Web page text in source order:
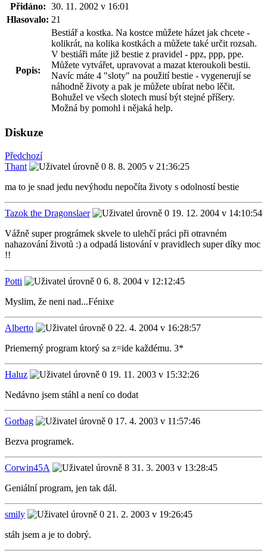
Přidáno: 30. 11. 2002 v 16:01
Hlasovalo: 21
Popis:
Bestiář a kostka. Na kostce můžete házet jak chcete -
kolikrát, na kolika kostkách a můžete také určit rozsah.
V bestiáři máte již bestie z pravidel - ppz, ppp, ppe.
Můžete vytvářet, upravovat a mazat kteroukoli bestii.
Navíc máte 4 "sloty" na použití bestie - vygenerují se
náhodně životy a pak je můžete ubírat nebo lěčit.
Bohužel ve všech slotech musí být stejné příšery.
Možná by pomohl i nějaká help.
Diskuze
Předchozí
Thant
8. 8. 2005 v 21:36:25
ma to je snad jedu nevýhodu nepočíta životy s odolností bestie
Tazok the Dragonslaer
19. 12. 2004 v 14:10:54
Vážně super prográmek skvele to ulehčí práci při otravném
nahazování životů :) a odpadá listování v pravidlech super díky moc
!!
Potti
6. 8. 2004 v 12:12:45
Myslim, že neni nad...Fénixe
Alberto
22. 4. 2004 v 16:28:57
Priemerný program ktorý sa z=ide každému. 3*
Haluz
19. 11. 2003 v 15:32:26
Nedávno jsem stáhl a není co dodat
Gorbag
17. 4. 2003 v 11:57:46
Bezva programek.
Corwin45A
31. 3. 2003 v 13:28:45
Geniální program, jen tak dál.
smily
21. 2. 2003 v 19:26:45
stáh jsem a je to dobrý.